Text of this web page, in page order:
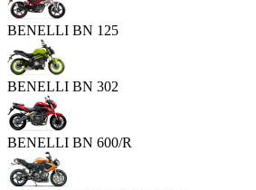
BENELLI BN 125
BENELLI BN 302
BENELLI BN 600/R